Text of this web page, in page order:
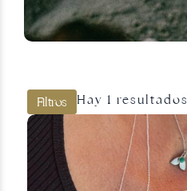
Filtros Hay 1 resultados
Joyas doradas